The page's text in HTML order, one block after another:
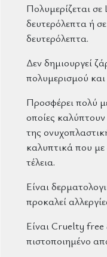
Πολυμερίζεται
δευτερόλεπτα ή
δευτερόλεπτα.
Δεν δημιουργεί
πολυμερισμού και
Προσφέρει πολύ
οποίες
της
καλυπτικά που
τέλεια.
Είναι
προκαλεί
Είναι Cruelty
πιστοποιημένο